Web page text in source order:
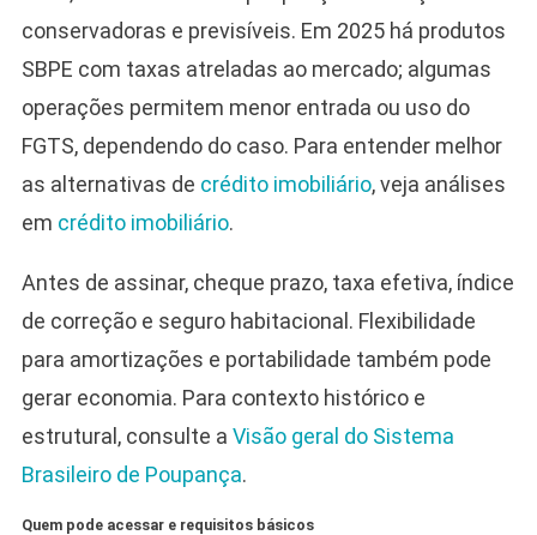
conservadoras e previsíveis. Em 2025 há produtos
SBPE com taxas atreladas ao mercado; algumas
operações permitem menor entrada ou uso do
FGTS, dependendo do caso. Para entender melhor
as alternativas de crédito imobiliário, veja análises
em crédito imobiliário.
Antes de assinar, cheque prazo, taxa efetiva, índice
de correção e seguro habitacional. Flexibilidade
para amortizações e portabilidade também pode
gerar economia. Para contexto histórico e
estrutural, consulte a Visão geral do Sistema
Brasileiro de Poupança.
Quem pode acessar e requisitos básicos